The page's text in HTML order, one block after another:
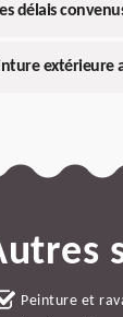
délais
extérieure
Peinture et